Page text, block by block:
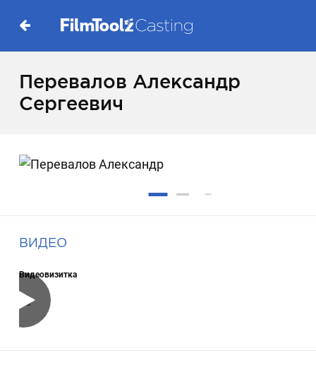
Перевалов Александр
Сергеевич
ВИДЕО
Видеовизитка